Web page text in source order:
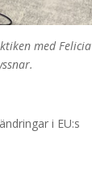
med Felicia
i EU:s